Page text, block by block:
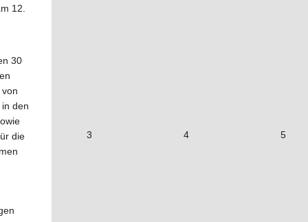
12.
30
den
die
3 4 5